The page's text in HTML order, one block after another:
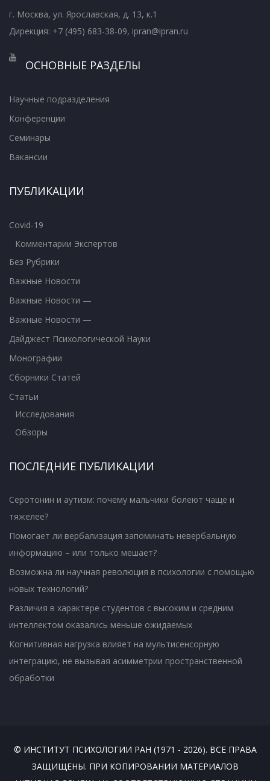
г. Москва, ул. Ярославская, д. 13, к.1
Дирекция: +7 (495) 683-38-09, ipran@ipran.ru
ОСНОВНЫЕ РАЗДЕЛЫ
Научные подразделения
Конференции
Семинары
Вакансии
ПУБЛИКАЦИИ
Covid-19
Комментарии Экспертов
Без Рубрики
Важные Новости
Важные Новости —
Важные Новости —
Дайджест Психологической Науки
Монографии
Сборники Статей
Статьи
Исследования
Обзоры
ПОСЛЕДНИЕ ПУБЛИКАЦИИ
Серотонин и аутизм: почему мальчики болеют чаще и
тяжелее?
Помогает ли вербализация запоминать невербальную
информацию – или только мешает?
Возможна ли научная революция в психологии с помощью
новых технологий?
Различия в характере студентов с высоким и средним
интеллектом оказались меньше ожидаемых
Когнитивная нагрузка влияет на мультисенсорную
интеграцию, не вызывая асимметрии пространственной
обработки
© ИНСТИТУТ ПСИХОЛОГИИ РАН (1971 - 2026). ВСЕ ПРАВА
ЗАЩИЩЕНЫ. ПРИ КОПИРОВАНИИ МАТЕРИАЛОВ